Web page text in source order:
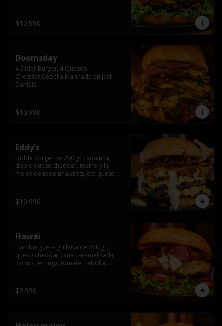
$10.990
Doomsday
4 Slider Burger, 4 Quesos
Cheddar,Cebolla Marinada en Jack
Daniels.
$10.990
Eddy’s
Doble burger de 250 gr cada una,
doble queso cheddar, tocino y lo
mejor de todo una croqueta queso
$10.990
Hawái
Hamburguesa grillada de 250 gr,
queso cheddar, piña caramelizada,
tocino, lechuga, tomate, cebolla
$9.990